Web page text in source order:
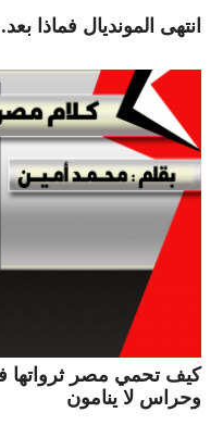
انتهى المونديال فماذا بعد..
كيف تحمي مصر ثرواتها
وحراس لا ينامون